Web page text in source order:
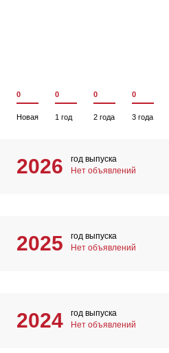
0
Новая
0
1 год
0
2 года
0
3 года
2026
год выпуска
Нет объявлений
2025
год выпуска
Нет объявлений
2024
год выпуска
Нет объявлений